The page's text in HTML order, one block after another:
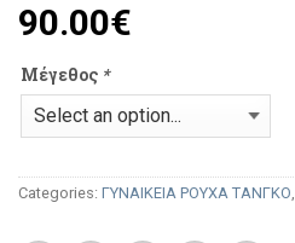
90.00€
Μέγεθος *
Categories: ΓΥΝΑΙΚΕΙΑ ΡΟΥΧΑ ΤΑΝΓΚΟ,